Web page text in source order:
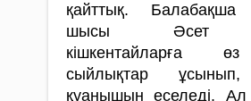
қайттық. Балабақша
шысы Әсет
кішкентайларға
сыйлықтар
қуанышын еселеді. Ал